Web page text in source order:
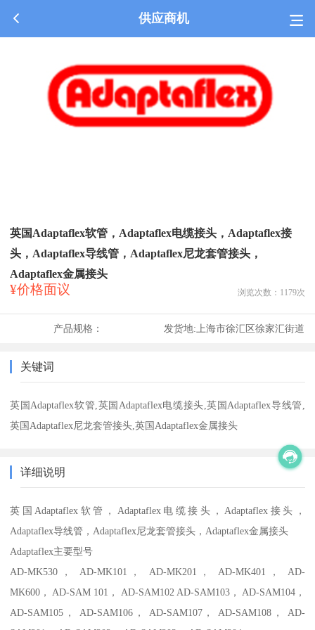
供应商机
英国Adaptaflex软管，Adaptaflex电缆接头，Adaptaflex接
头，Adaptaflex导线管，Adaptaflex尼龙套管接头，
Adaptaflex金属接头
¥价格面议 浏览次数： 1179次
产品规格： 发货地:上海市徐汇区徐家汇街道
关键词
英国Adaptaflex软管,英国Adaptaflex电缆接头,英国Adaptaflex导线管,
英国Adaptaflex尼龙套管接头,英国Adaptaflex金属接头
详细说明
英国Adaptaflex软管，Adaptaflex电缆接头，Adaptaflex接头，
Adaptaflex导线管，Adaptaflex尼龙套管接头，Adaptaflex金属接头
Adaptaflex主要型号
AD-MK530， AD-MK101， AD-MK201， AD-MK401， AD-
MK600， AD-SAM 101， AD-SAM102 AD-SAM103， AD-SAM104，
AD-SAM105， AD-SAM106， AD-SAM107， AD-SAM108， AD-